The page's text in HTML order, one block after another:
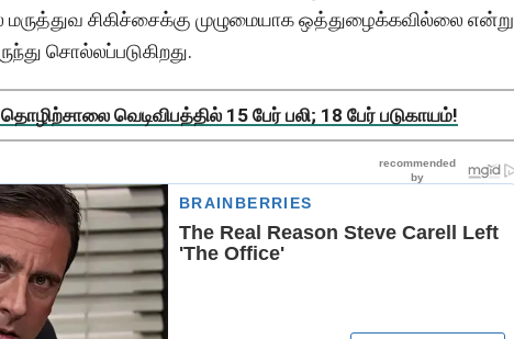
சிகிச்சைக்கு முழுமையாக ஒத்துழைக்கவில்லை என்று
சொல்லப்படுகிறது.
தொழிற்சாலை வெடிவிபத்தில் 15 பேர் பலி; 18 பேர் படுகாயம்!